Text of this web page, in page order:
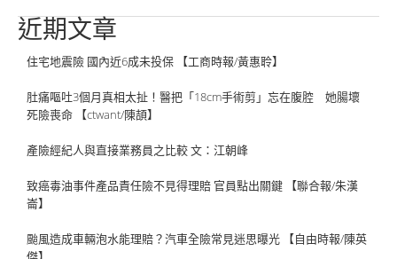
近期文章
住宅地震險 國內近6成未投保 【工商時報/黃惠聆】
肚痛嘔吐3個月真相太扯！醫把「18cm手術剪」忘在腹腔 她腸壞
死險喪命 【ctwant/陳頡】
產險經紀人與直接業務員之比較 文：江朝峰
致癌毒油事件產品責任險不見得理賠 官員點出關鍵 【聯合報/朱漢
崙】
颱風造成車輛泡水能理賠？汽車全險常見迷思曝光 【自由時報/陳英